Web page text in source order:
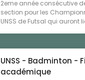
2eme année consécutive
section pour les
UNSS de Futsal qui auront
UNSS - Badminton -
académique